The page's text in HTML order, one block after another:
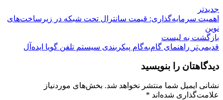
جدیدتر
اهمیت سرمایه‌گذاری: قیمت سانترال تحت شبکه در زیرساخت‌های
نوین
بازگشت بە لیست
قدیمی‌تر راهنمای گام‌به‌گام پیکربندی سیستم تلفن گویا ایده‌آل
دیدگاهتان را بنویسید
نشانی ایمیل شما منتشر نخواهد شد. بخش‌های موردنیاز
علامت‌گذاری شده‌اند *